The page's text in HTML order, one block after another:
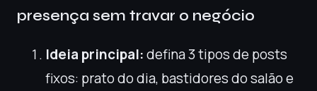
presença sem travar o negócio
Ideia principal:defina 3 tipos de posts
fixos: prato do dia, bastidores do salão e